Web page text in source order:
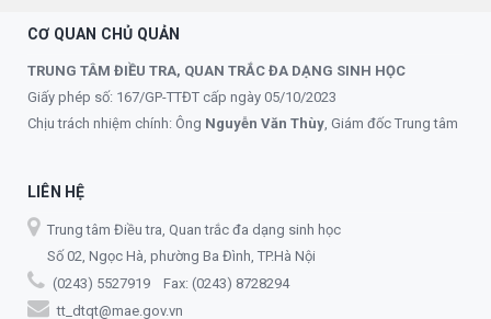
CƠ QUAN CHỦ QUẢN
TRUNG TÂM ĐIỀU TRA, QUAN TRẮC ĐA DẠNG SINH HỌC
Giấy phép số: 167/GP-TTĐT cấp ngày 05/10/2023
Chịu trách nhiệm chính: Ông Nguyễn Văn Thùy , Giám đốc Trung tâm
LIÊN HỆ
Trung tâm Điều tra, Quan trắc đa dạng sinh học
Số 02, Ngọc Hà, phường Ba Đình, TP.Hà Nội
(0243) 5527919 Fax: (0243) 8728294
tt_dtqt@mae.gov.vn